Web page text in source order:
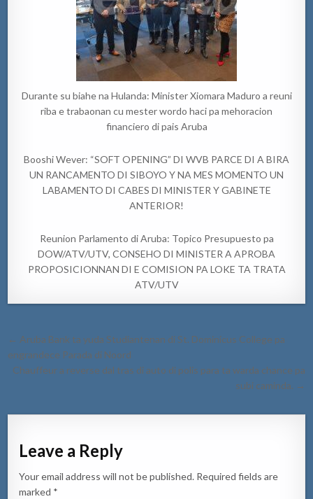
Durante su biahe na Hulanda: Minister Xiomara Maduro a reuni
riba e trabaonan cu mester wordo haci pa mehoracion
financiero di pais Aruba
Booshi Wever: “SOFT OPENING” DI WVB PARCE DI A BIRA
UN RANCAMENTO DI SIBOYO Y NA MES MOMENTO UN
LABAMENTO DI CABES DI MINISTER Y GABINETE
ANTERIOR!
Reunion Parlamento di Aruba: Topico Presupuesto pa
DOW/ATV/UTV, CONSEHO DI MINISTER A APROBA
PROPOSICIONNAN DI E COMISION PA LOKE TA TRATA
ATV/UTV
Post
navigation
← Aruba Bank ta yuda Studiantenan di St. Dominicus College pa
engrandece Parada di Noord
Chauffeur a reverse dal tras di auto di polis para ta warda chance pa
subi caminda. →
Leave a Reply
Your email address will not be published. Required fields are
marked *